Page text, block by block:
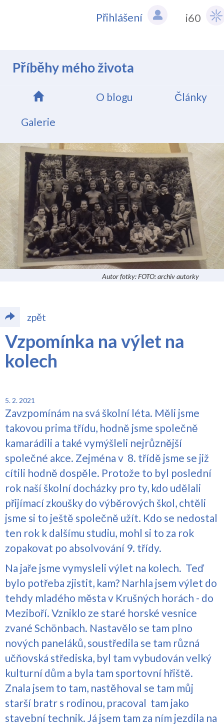
i60
Přihlášení
Příběhy mého života
O blogu
Články
Galerie
Autor fotky: FOTO: archiv autorky
zpět
Vzpomínka na výlet na
kolech
5. 2. 2021
Zavzpomínám na svá školní léta. Měli jsme
takovou prima třídu, hodně jsme společně
kamarádili a také vymýšleli nejrůznější
společné akce. Zejména v 8. třídě jsme se již
cítili hodně dospěle. Protože to byl poslední
rok naší školní docházky pro ty, kdo udělali
přijímací zkoušky do výběrových škol, chtěli
jsme si to ještě společně užít. Kdo se nedostal
ten rok k dalšímu studiu, mohl si to za rok
zopakovat po absolvování 9. třídy.
Na jaře jsme vymysleli výlet na kolech. Teď
bylo potřeba zjistit, kam? Narhla jsem výlet do
tehdy mladého města v Krušných horách - do
Meziboří. Vzniklo ze staré horské vesnice
zvané Schönbach. Nastavělo se tam plno
nových paneláků, soustředila se tam různá
učňovská střediska, byl tam vybudován velký
kulturní dům a byla tam sportovní hřiště.
Znala jsem to tam, nastěhoval se tam můj
starší bratr s rodinou, pracoval tam jako
stavební technik. Já jsem tam za ním jezdila na